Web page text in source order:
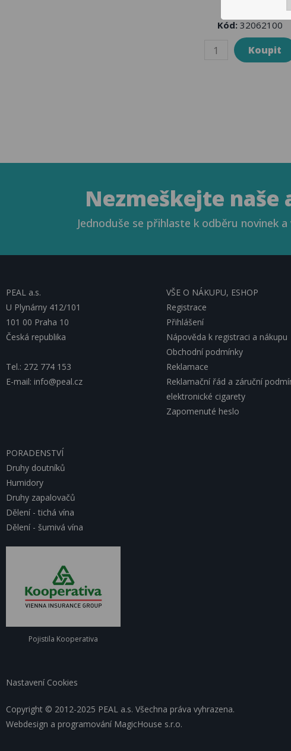
Kód: 32062100
Nezmeškejte naše
Jednoduše se přihlaste k odběru novinek
PEAL a.s.
U Plynárny 412/101
101 00 Praha 10
Česká republika
Tel.: 272 774 153
E-mail: info@peal.cz
VŠE O NÁKUPU, ESHOP
Registrace
Přihlášení
Nápověda k registraci a nákupu
Obchodní podmínky
Reklamace
Reklamační řád a záruční
elektronické cigarety
Zapomenuté heslo
PORADENSTVÍ
Druhy doutníků
Humidory
Druhy zapalovačů
Dělení - tichá vína
Dělení - šumivá vína
Pojistila Kooperativa
Nastavení Cookies
Copyright © 2012-2025 PEAL a.s. Všechna práva vyhrazena.
Webdesign a programování MagicHouse s.r.o.